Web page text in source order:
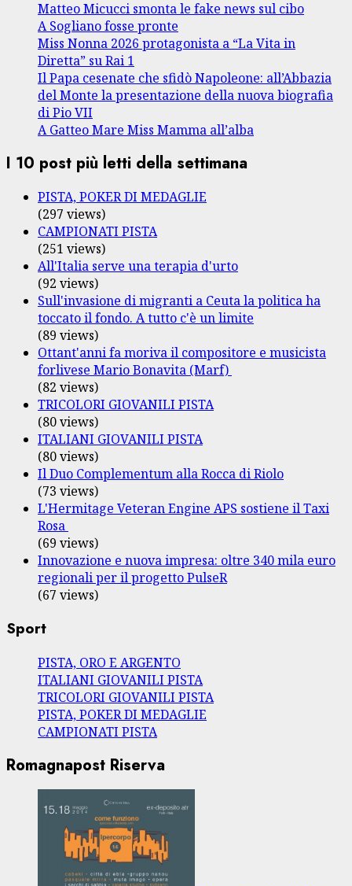
Matteo Micucci smonta le fake news sul cibo
A Sogliano fosse pronte
Miss Nonna 2026 protagonista a “La Vita in
Diretta” su Rai 1
Il Papa cesenate che sfidò Napoleone: all’Abbazia
del Monte la presentazione della nuova biografia
di Pio VII
A Gatteo Mare Miss Mamma all’alba
I 10 post più letti della settimana
PISTA, POKER DI MEDAGLIE
(297 views)
CAMPIONATI PISTA
(251 views)
All'Italia serve una terapia d'urto
(92 views)
Sull'invasione di migranti a Ceuta la politica ha
toccato il fondo. A tutto c'è un limite
(89 views)
Ottant'anni fa moriva il compositore e musicista
forlivese Mario Bonavita (Marf)
(82 views)
TRICOLORI GIOVANILI PISTA
(80 views)
ITALIANI GIOVANILI PISTA
(80 views)
Il Duo Complementum alla Rocca di Riolo
(73 views)
L'Hermitage Veteran Engine APS sostiene il Taxi
Rosa
(69 views)
Innovazione e nuova impresa: oltre 340 mila euro
regionali per il progetto PulseR
(67 views)
Sport
PISTA, ORO E ARGENTO
ITALIANI GIOVANILI PISTA
TRICOLORI GIOVANILI PISTA
PISTA, POKER DI MEDAGLIE
CAMPIONATI PISTA
Romagnapost Riserva